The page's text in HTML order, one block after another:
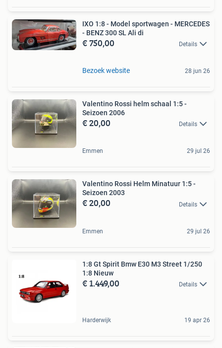
IXO 1:8 - Model sportwagen - MERCEDES
- BENZ 300 SL Ali di
€ 750,00 Details
Bezoek website 28 jun 26
Valentino Rossi helm schaal 1:5 -
Seizoen 2006
€ 20,00 Details
Emmen 29 jul 26
Valentino Rossi Helm Minatuur 1:5 -
Seizoen 2003
€ 20,00 Details
Emmen 29 jul 26
1:8 Gt Spirit Bmw E30 M3 Street 1/250
1:8 Nieuw
€ 1.449,00 Details
Harderwijk 19 apr 26